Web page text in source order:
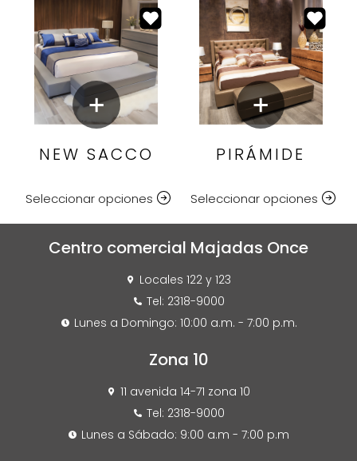
NEW SACCO
Seleccionar opciones
PIRÁMIDE
Seleccionar opciones
Centro comercial Majadas Once
Locales 122 y 123
Tel: 2318-9000
Lunes a Domingo: 10:00 a.m. - 7:00 p.m.
Zona 10
11 avenida 14-71 zona 10
Tel: 2318-9000
Lunes a Sábado: 9:00 a.m - 7:00 p.m